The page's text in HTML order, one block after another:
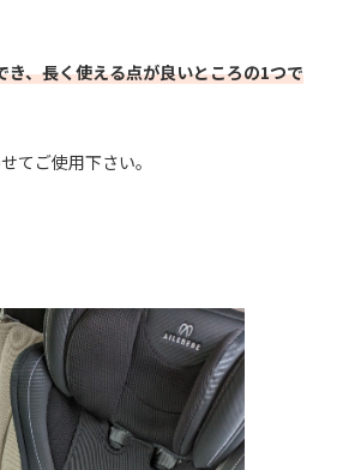
き、長く使える点が良いところの1つで
てご使用下さい。